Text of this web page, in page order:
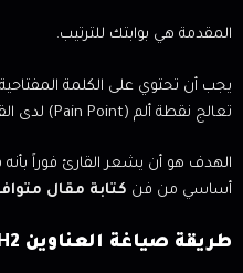
المقدمة هي بوابتك للترتيب.
تعالج نقطة ألم (Pain Point) لدى القارئ.
الهدف هو أن يشعر القارئ فوراً
أساسي من فن كتابة مقال
طريقة صياغة العناوين H2 و H3 بشكل سليم